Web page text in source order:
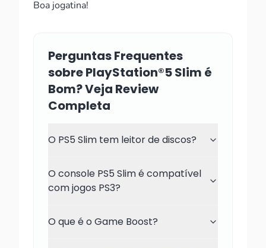
Boa jogatina!
Perguntas Frequentes
sobre PlayStation®5 Slim é
Bom? Veja Review
Completa
O PS5 Slim tem leitor de discos?
O console PS5 Slim é compatível
com jogos PS3?
O que é o Game Boost?